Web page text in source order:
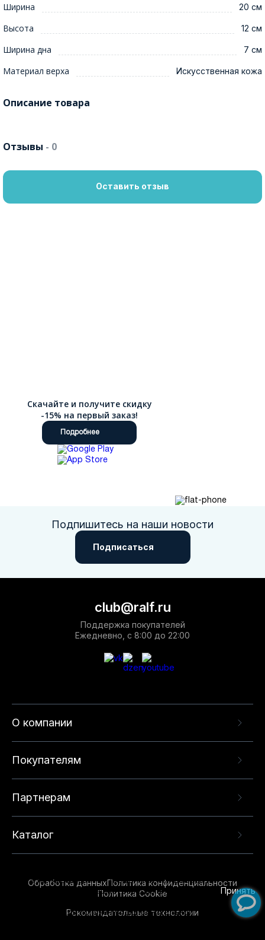
Ширина 20 см
Высота 12 см
Ширина дна 7 см
Материал верха Искусственная кожа
Описание товара
Отзывы - 0
Оставить отзыв
Скачайте и получите скидку
-15% на первый заказ!
Подробнее
Подпишитесь на наши новости
Подписаться
О компании
Покупателям
Партнерам
Каталог
club@ralf.ru
Поддержка покупателей
Ежедневно, с 8:00 до 22:00
Обработка данныхПолитика конфиденциальности
Политика Cookie
Рекомендательные технологии
опыта на нашем сайте. Продолжая использовать
данный сайт, вы соглашаетесь с использованием
технологий. Для получения дополнительной
Принять